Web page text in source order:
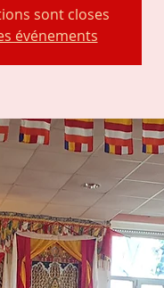
sont closes
événements